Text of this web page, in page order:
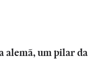
um pilar da